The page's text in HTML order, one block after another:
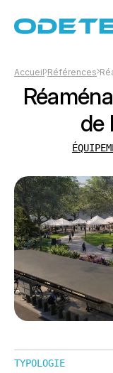
Accueil Références
de
TYPOLOGIE